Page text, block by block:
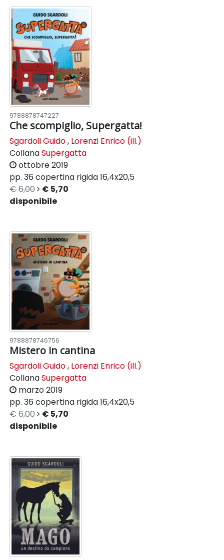
9788878747227
Che scompiglio, Supergatta!
Sgardoli Guido, Lorenzi Enrico (ill.)
CollanaSupergatta
ottobre 2019
pp. 36 copertina rigida16,4x20,5
€ 6,00
€ 5,70
disponibile
9788878746756
Mistero in cantina
Sgardoli Guido, Lorenzi Enrico (ill.)
CollanaSupergatta
marzo 2019
pp. 36 copertina rigida16,4x20,5
€ 6,00
€ 5,70
disponibile